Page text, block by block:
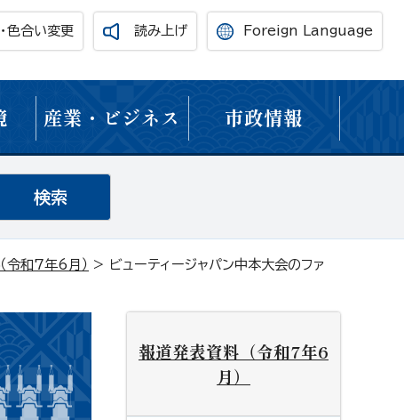
色合い変更 読み上げ Foreign Language
産業・ビジネス 市政情報
令和7年6月） > ビューティージャパン中本大会のファ
報道発表資料（令和7年6
月）